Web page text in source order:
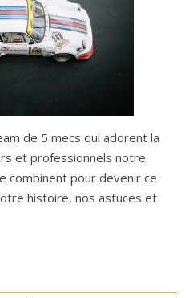
de 5 mecs qui adorent la
et professionnels notre
combinent pour devenir ce
histoire, nos astuces et